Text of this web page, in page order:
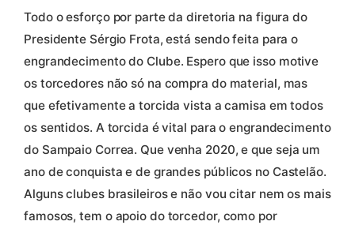
Todo o esforço por parte da diretoria na figura do
Presidente Sérgio Frota, está sendo feita para o
engrandecimento do Clube. Espero que isso motive
os torcedores não só na compra do material, mas
que efetivamente a torcida vista a camisa em todos
os sentidos. A torcida é vital para o engrandecimento
do Sampaio Correa. Que venha 2020, e que seja um
ano de conquista e de grandes públicos no Castelão.
Alguns clubes brasileiros e não vou citar nem os mais
famosos, tem o apoio do torcedor, como por